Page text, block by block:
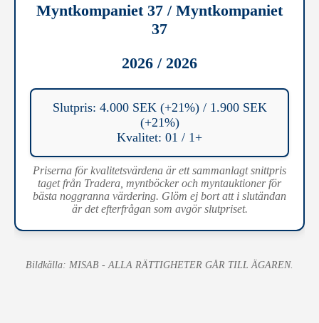
Myntkompaniet 37 / Myntkompaniet
37
2026 / 2026
Slutpris: 4.000 SEK (+21%) / 1.900 SEK
(+21%)
Kvalitet: 01 / 1+
Priserna för kvalitetsvärdena är ett sammanlagt snittpris
taget från Tradera, myntböcker och myntauktioner för
bästa noggranna värdering. Glöm ej bort att i slutändan
är det efterfrågan som avgör slutpriset.
Bildkälla: MISAB - ALLA RÄTTIGHETER GÅR TILL ÄGAREN.